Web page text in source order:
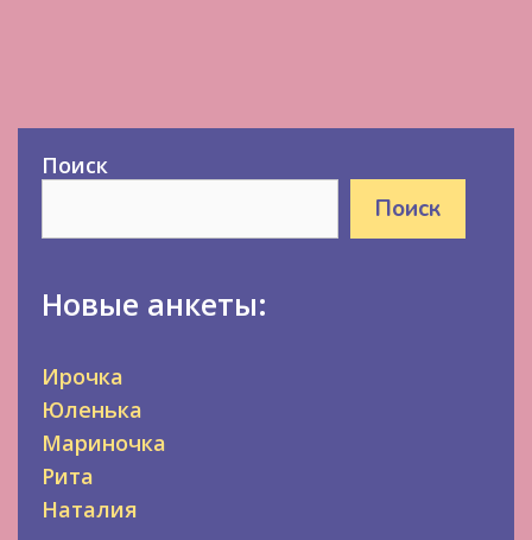
Поиск
Поиск
Новые анкеты:
Ирочка
Юленька
Мариночка
Рита
Наталия